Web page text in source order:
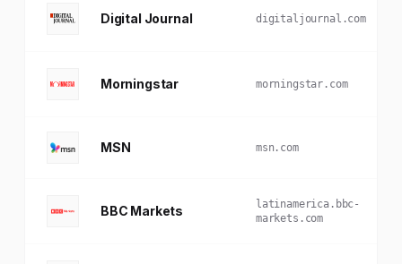
Digital Journal digitaljournal.com
Morningstar morningstar.com
MSN msn.com
BBC Markets
latinamerica.bbc-
markets.com